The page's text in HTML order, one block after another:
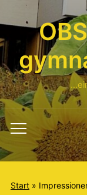
Toggle
mobile
menu
Start»